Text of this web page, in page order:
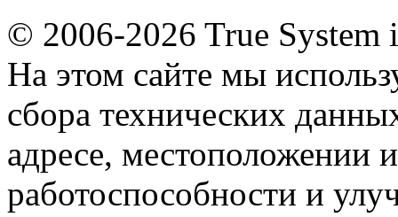
© 2006-2026 True System
На этом сайте мы
сбора технических
адресе, местоположении
работоспособности и